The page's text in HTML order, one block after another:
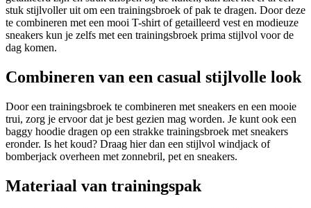
stuk stijlvoller uit om een trainingsbroek of pak te dragen. Door deze
te combineren met een mooi T-shirt of getailleerd vest en modieuze
sneakers kun je zelfs met een trainingsbroek prima stijlvol voor de
dag komen.
Combineren van een casual stijlvolle look
Door een trainingsbroek te combineren met sneakers en een mooie
trui, zorg je ervoor dat je best gezien mag worden. Je kunt ook een
baggy hoodie dragen op een strakke trainingsbroek met sneakers
eronder. Is het koud? Draag hier dan een stijlvol windjack of
bomberjack overheen met zonnebril, pet en sneakers.
Materiaal van trainingspak